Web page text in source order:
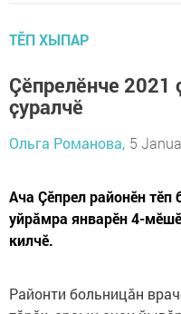
ТӖП ХЫПАР
Çӗпрелĕнче
ҫуралчĕ
Ольга Романова, 5
Ача Çĕпрел районĕн
уйрăмра январĕн 4-
килчĕ.
Районти больницăн